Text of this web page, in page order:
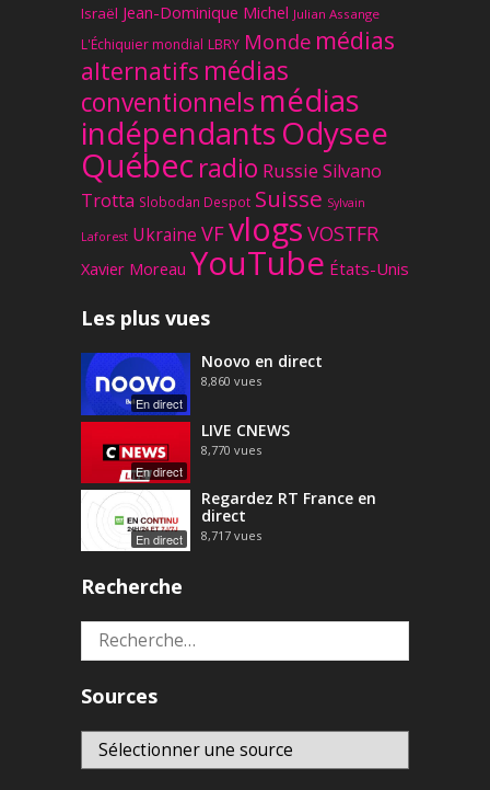
Israël Jean-Dominique Michel Julian Assange
L'Échiquier mondial LBRY Monde médias
alternatifs médias
conventionnels médias
indépendantsOdysee
Québec radio Russie Silvano
Trotta Slobodan Despot Suisse Sylvain
Laforest Ukraine VFvlogs VOSTFR
Xavier Moreau YouTube États-Unis
Les plus vues
En direct
Noovo en direct
8,860 vues
En direct
LIVE CNEWS
8,770 vues
En direct
Regardez RT France en
direct
8,717 vues
Recherche
Rechercher :
Sources